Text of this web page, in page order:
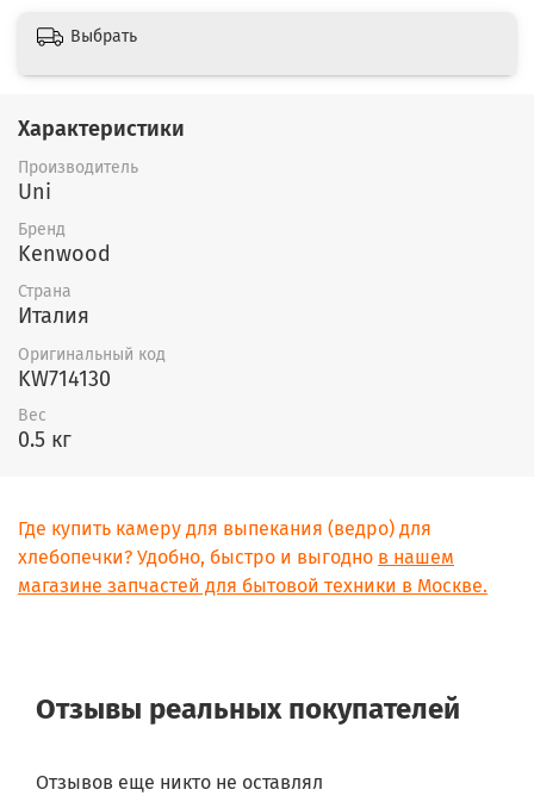
Выбрать
Характеристики
Производитель
Uni
Бренд
Kenwood
Страна
Италия
Оригинальный код
KW714130
Вес
0.5 кг
Где купить камеру для выпекания (ведро) для
хлебопечки? Удобно, быстро и выгодно в нашем
магазине запчастей для бытовой техники в Москве.
Отзывы реальных покупателей
Отзывов еще никто не оставлял